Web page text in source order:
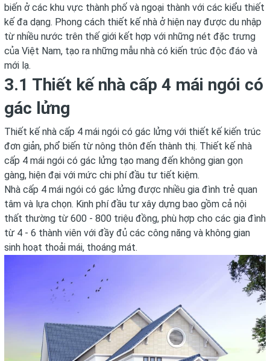
biến ở các khu vực thành phố và ngoại thành với các kiểu thiết
kế đa dạng. Phong cách thiết kế nhà ở hiện nay được du nhập
từ nhiều nước trên thế giới kết hợp với những nét đặc trưng
của Việt Nam, tạo ra những mẫu nhà có kiến trúc độc đáo và
mới lạ.
3.1 Thiết kế nhà cấp 4 mái ngói có
gác lửng
Thiết kế nhà cấp 4 mái ngói có gác lửng với thiết kế kiến trúc
đơn giản, phổ biến từ nông thôn đến thành thị. Thiết kế nhà
cấp 4 mái ngói có gác lửng tạo mang đến không gian gọn
gàng, hiện đại với mức chi phí đầu tư tiết kiệm.
Nhà cấp 4 mái ngói có gác lửng được nhiều gia đình trẻ quan
tâm và lựa chọn. Kinh phí đầu tư xây dựng bao gồm cả nội
thất thường từ 600 - 800 triệu đồng, phù hợp cho các gia đình
từ 4 - 6 thành viên với đầy đủ các công năng và không gian
sinh hoạt thoải mái, thoáng mát.